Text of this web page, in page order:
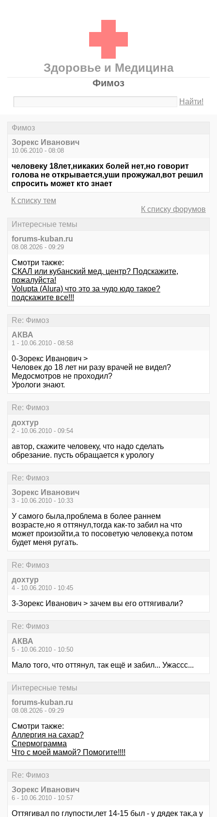
Здоровье и Медицина
Фимоз
Найти!
Фимоз
Зорекс Иванович
10.06.2010 - 08:08
человеку 18лет,никаких болей нет,но говорит
голова не открывается,уши прожужал,вот решил
спросить может кто знает
К списку тем
К списку форумов
Интересные темы
forums-kuban.ru
08.08.2026 - 09:29
Смотри также:
СКАЛ или кубанский мед. центр? Подскажите,
пожалуйста!
Volupta (Alura) что это за чудо юдо такое?
подскажите все!!!
Re: Фимоз
АКВА
1 - 10.06.2010 - 08:58
0-Зорекс Иванович >
Человек до 18 лет ни разу врачей не видел?
Медосмотров не проходил?
Урологи знают.
Re: Фимоз
дохтур
2 - 10.06.2010 - 09:54
автор, скажите человеку, что надо сделать
обрезание. пусть обращается к урологу
Re: Фимоз
Зорекс Иванович
3 - 10.06.2010 - 10:33
У самого была,проблема в более раннем
возрасте,но я оттянул,тогда как-то забил на что
может произойти,а то посоветую человеку,а потом
будет меня ругать.
Re: Фимоз
дохтур
4 - 10.06.2010 - 10:45
3-Зорекс Иванович > зачем вы его оттягивали?
Re: Фимоз
АКВА
5 - 10.06.2010 - 10:50
Мало того, что оттянул, так ещё и забил... Ужассс...
Интересные темы
forums-kuban.ru
08.08.2026 - 09:29
Смотри также:
Аллергия на сахар?
Спермограмма
Что с моей мамой? Помогите!!!!
Re: Фимоз
Зорекс Иванович
6 - 10.06.2010 - 10:57
Оттягивал по глупости,лет 14-15 был - у дядек так,а у